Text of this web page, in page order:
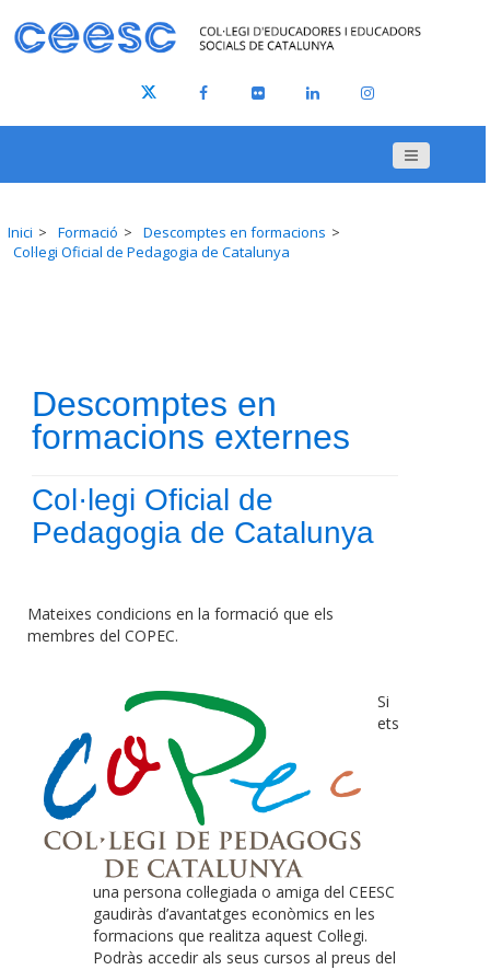
Inici Formació
Descomptes en formacions
Col·legi Oficial de Pedagogia de Catalunya
Descomptes en
formacions externes
Col·legi Oficial de
Pedagogia de Catalunya
Mateixes condicions en la formació que els
membres del COPEC.
Si
ets
una persona col·legiada o amiga del CEESC
gaudiràs d’avantatges econòmics en les
formacions que realitza aquest Col·legi.
Podràs accedir als seus cursos al preus del